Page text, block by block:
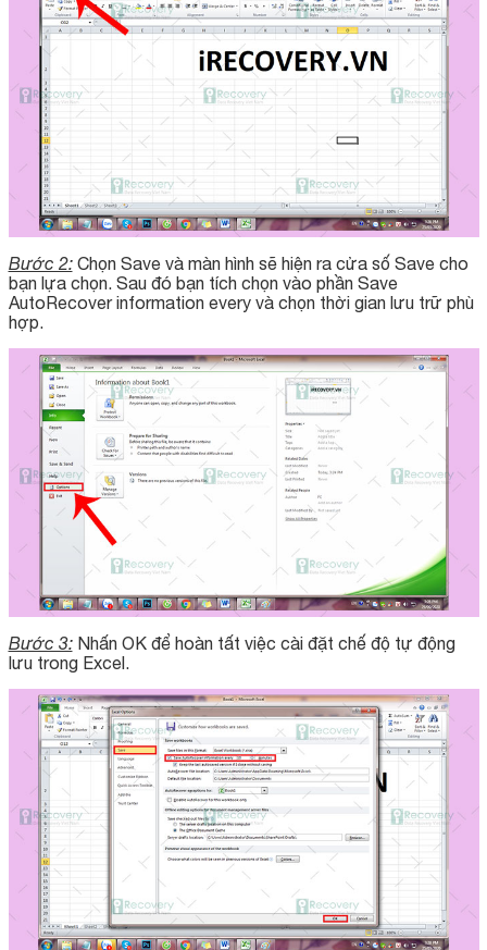
Bước 2:Chọn Save và màn hình sẽ hiện ra cửa số Save cho
bạn lựa chọn. Sau đó bạn tích chọn vào phần Save
AutoRecover information every và chọn thời gian lưu trữ phù
hợp.
Bước 3:Nhấn OK để hoàn tất việc cài đặt chế độ tự động
lưu trong Excel.